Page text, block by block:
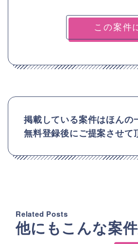
掲載している案件はほんの
無料登録後にご提案させて
Related Posts
他にもこんな案